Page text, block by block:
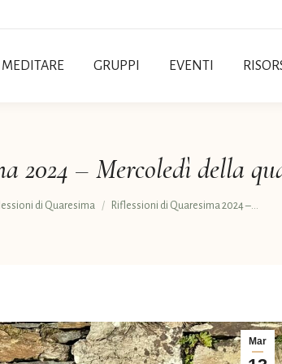
MEDITARE GRUPPI EVENTI
2024 – Mercoledì della
di Quaresima Riflessioni di Quaresima 2024 –…
Mar